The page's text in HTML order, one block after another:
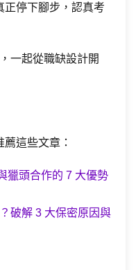
正停下腳步，認真考
一起從職缺設計開
這些文章：
獵頭合作的 7 大優勢
破解 3 大保密原因與